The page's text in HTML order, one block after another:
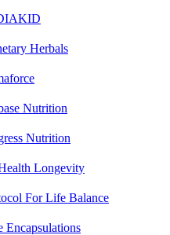
Herbals
Nutrition
Nutrition
Longevity
For Life Balance
Encapsulations